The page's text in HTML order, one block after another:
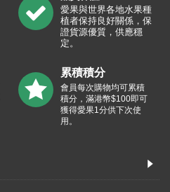
愛果與世界各地水果種
植者保持良好關係，保
證貨源優質，供應穩
定。
累積積分
會員每次購物均可累積
積分，滿港幣$100即可
獲得愛果1分供下次使
用。